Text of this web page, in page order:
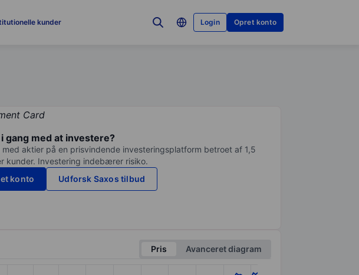
kunder Login Opret konto
gang med at investere?
med aktier på en prisvindende investeringsplatform betroet af 1,5
kunder. Investering indebærer risiko.
konto
Udforsk Saxos tilbud
Pris
Avanceret diagram